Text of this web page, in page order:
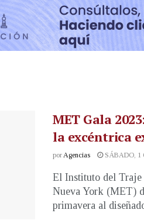
MET Gala
la excéntrica
porAgencias SÁBADO, 1
El Instituto del Traje
Nueva York (MET)
primavera al